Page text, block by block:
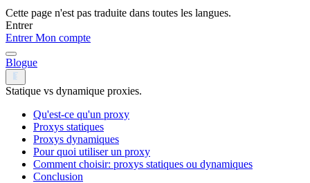
Cette page n'est pas traduite dans toutes les langues.
Entrer
EntrerMon compte
Blogue
Statique vs dynamique proxies.
Qu'est-ce qu'un proxy
Proxys statiques
Proxys dynamiques
Pour quoi utiliser un proxy
Comment choisir: proxys statiques ou dynamiques
Conclusion